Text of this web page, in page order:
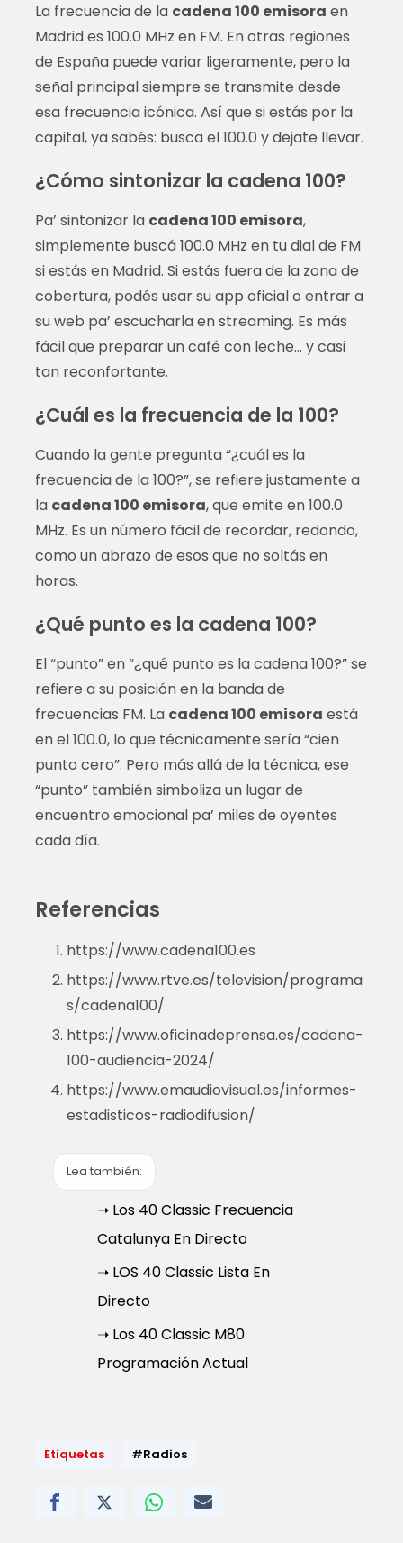
La frecuencia de la cadena 100 emisora en
Madrid es 100.0 MHz en FM. En otras regiones
de España puede variar ligeramente, pero la
señal principal siempre se transmite desde
esa frecuencia icónica. Así que si estás por la
capital, ya sabés: busca el 100.0 y dejate llevar.
¿Cómo sintonizar la cadena 100?
Pa’ sintonizar la cadena 100 emisora,
simplemente buscá 100.0 MHz en tu dial de FM
si estás en Madrid. Si estás fuera de la zona de
cobertura, podés usar su app oficial o entrar a
su web pa’ escucharla en streaming. Es más
fácil que preparar un café con leche… y casi
tan reconfortante.
¿Cuál es la frecuencia de la 100?
Cuando la gente pregunta “¿cuál es la
frecuencia de la 100?”, se refiere justamente a
la cadena 100 emisora, que emite en 100.0
MHz. Es un número fácil de recordar, redondo,
como un abrazo de esos que no soltás en
horas.
¿Qué punto es la cadena 100?
El “punto” en “¿qué punto es la cadena 100?” se
refiere a su posición en la banda de
frecuencias FM. La cadena 100 emisora está
en el 100.0, lo que técnicamente sería “cien
punto cero”. Pero más allá de la técnica, ese
“punto” también simboliza un lugar de
encuentro emocional pa’ miles de oyentes
cada día.
Referencias
https://www.cadena100.es
https://www.rtve.es/television/programa
s/cadena100/
https://www.oficinadeprensa.es/cadena-
100-audiencia-2024/
https://www.emaudiovisual.es/informes-
estadisticos-radiodifusion/
Lea también:
➝ Los 40 Classic Frecuencia
Catalunya En Directo
➝ LOS 40 Classic Lista En
Directo
➝ Los 40 Classic M80
Programación Actual
Etiquetas #Radios